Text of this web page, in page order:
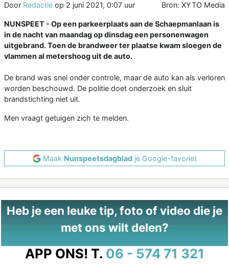
Door Redactie op 2 juni 2021, 0:07 uur Bron: XYTO Media
NUNSPEET - Op een parkeerplaats aan de Schaepmanlaan is
in de nacht van maandag op dinsdag een personenwagen
uitgebrand. Toen de brandweer ter plaatse kwam sloegen de
vlammen al metershoog uit de auto.
De brand was snel onder controle, maar de auto kan als verloren
worden beschouwd. De politie doet onderzoek en sluit
brandstichting niet uit.
Men vraagt getuigen zich te melden.
Maak Nunspeetsdagbladje Google-favoriet
Heb je een leuke tip, foto of video die je
met ons wilt delen?
APP ONS! T. 06 - 574 71 321